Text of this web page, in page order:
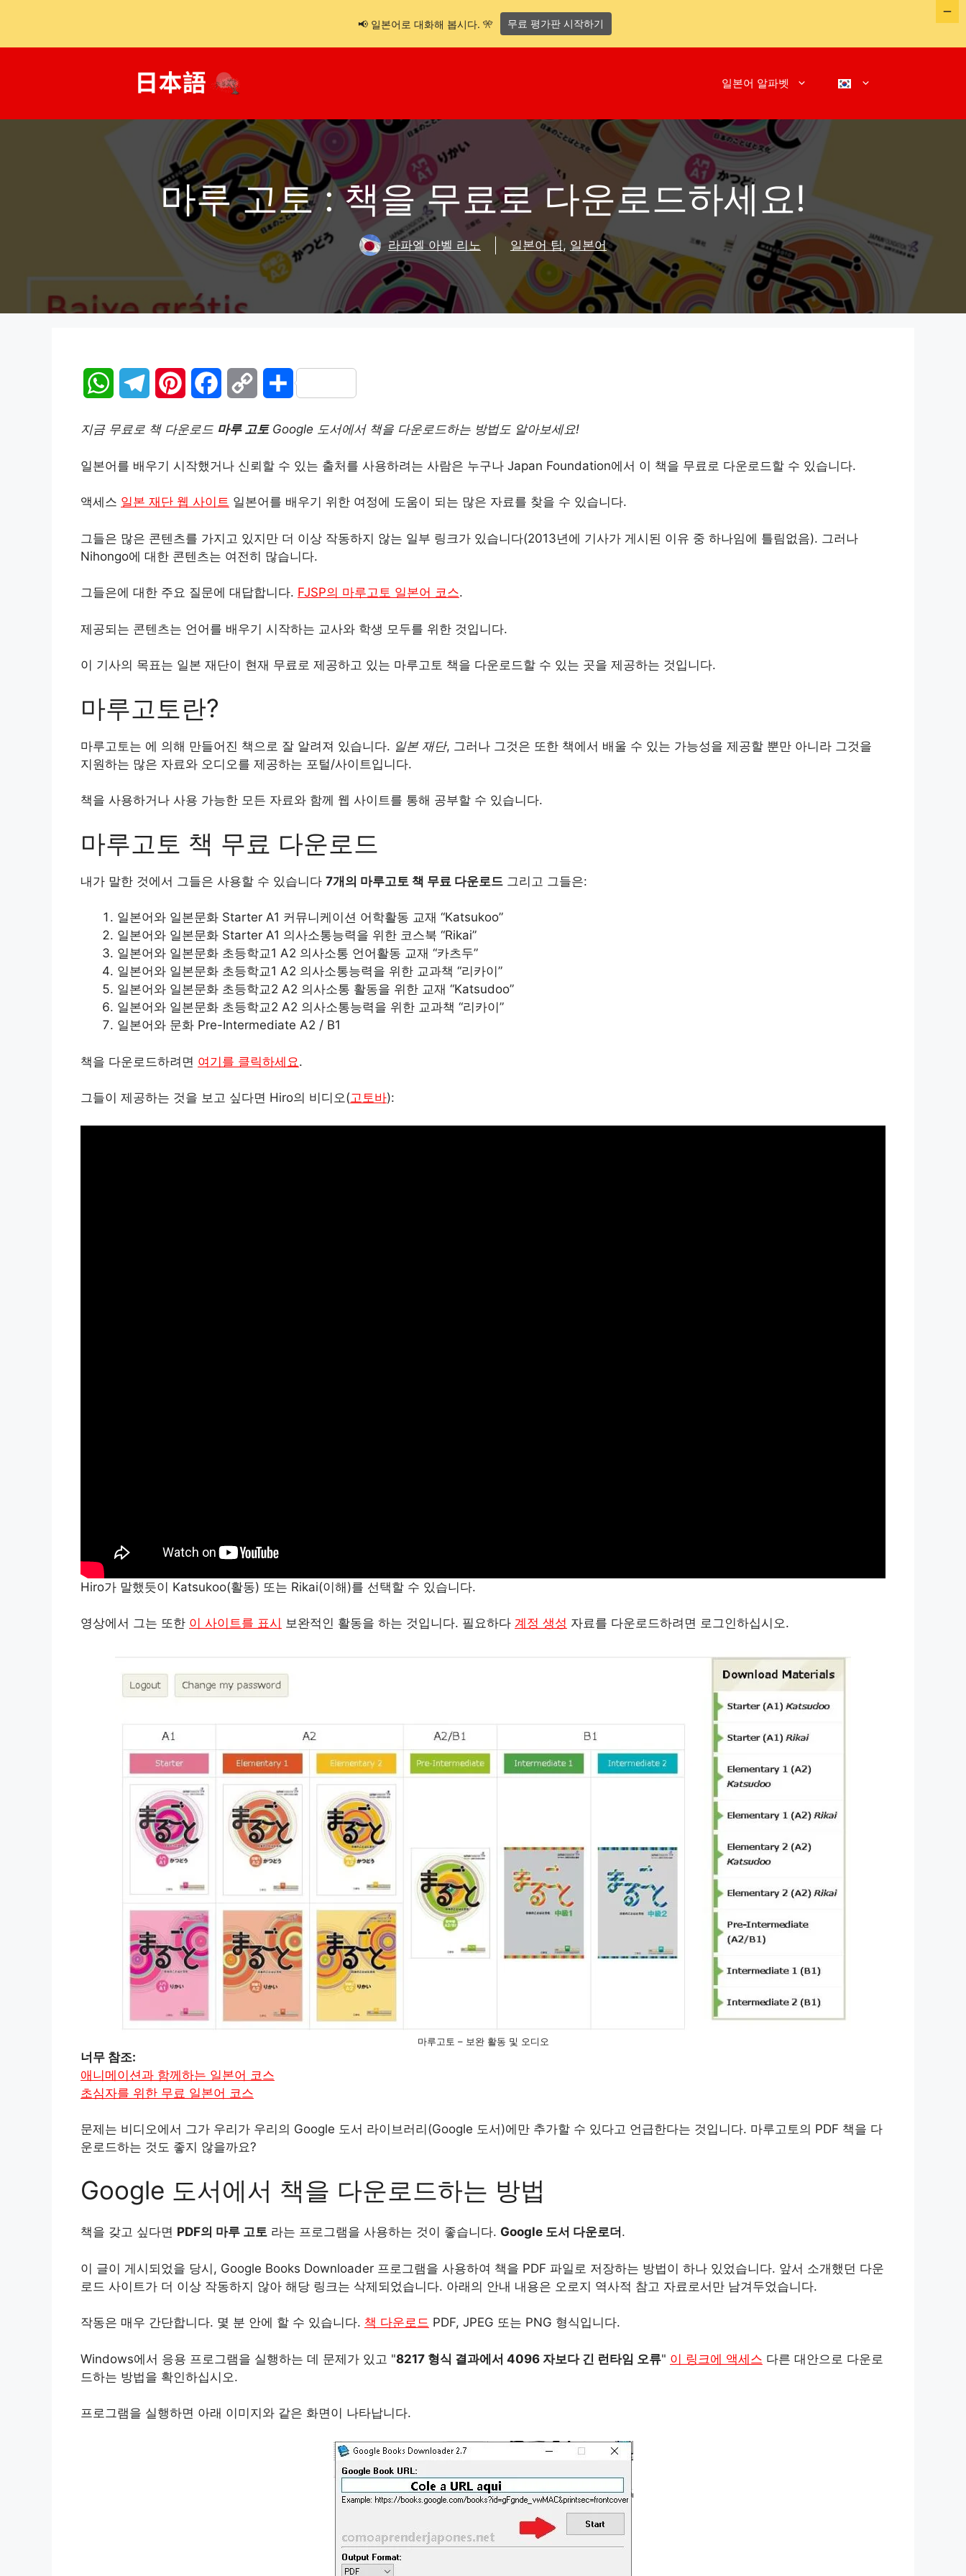
일본어 알파벳
마루 고토 : 책을 무료로 다운로드하세요!
라파엘 아벨 리노 일본어 팁 , 일본어
W
t
s
A
p
p
e
g
r
a
m
t
e
r
e
s
t
e
b
o
o
k
y
L
i
n
k
S
r
e
지금 무료로 책 다운로드 마루 고토Google 도서에서 책을 다운로드하는 방법도 알아보세요!
일본어를 배우기 시작했거나 신뢰할 수 있는 출처를 사용하려는 사람은 누구나 Japan Foundation에서 이 책을 무료로 다운로드할 수 있습니다.
액세스 일본 재단 웹 사이트 일본어를 배우기 위한 여정에 도움이 되는 많은 자료를 찾을 수 있습니다.
그들은 많은 콘텐츠를 가지고 있지만 더 이상 작동하지 않는 일부 링크가 있습니다(2013년에 기사가 게시된 이유 중 하나임에 틀림없음). 그러나
Nihongo에 대한 콘텐츠는 여전히 많습니다.
그들은에 대한 주요 질문에 대답합니다. FJSP의 마루고토 일본어 코스.
제공되는 콘텐츠는 언어를 배우기 시작하는 교사와 학생 모두를 위한 것입니다.
이 기사의 목표는 일본 재단이 현재 무료로 제공하고 있는 마루고토 책을 다운로드할 수 있는 곳을 제공하는 것입니다.
마루고토란?
마루고토는 에 의해 만들어진 책으로 잘 알려져 있습니다. 일본 재단, 그러나 그것은 또한 책에서 배울 수 있는 가능성을 제공할 뿐만 아니라 그것을
지원하는 많은 자료와 오디오를 제공하는 포털/사이트입니다.
책을 사용하거나 사용 가능한 모든 자료와 함께 웹 사이트를 통해 공부할 수 있습니다.
마루고토 책 무료 다운로드
내가 말한 것에서 그들은 사용할 수 있습니다 7개의 마루고토 책 무료 다운로드 그리고 그들은:
일본어와 일본문화 Starter A1 커뮤니케이션 어학활동 교재 “Katsukoo”
일본어와 일본문화 Starter A1 의사소통능력을 위한 코스북 “Rikai”
일본어와 일본문화 초등학교1 A2 의사소통 언어활동 교재 “카츠두”
일본어와 일본문화 초등학교1 A2 의사소통능력을 위한 교과책 “리카이”
일본어와 일본문화 초등학교2 A2 의사소통 활동을 위한 교재 “Katsudoo”
일본어와 일본문화 초등학교2 A2 의사소통능력을 위한 교과책 “리카이”
일본어와 문화 Pre-Intermediate A2 / B1
책을 다운로드하려면 여기를 클릭하세요.
그들이 제공하는 것을 보고 싶다면 Hiro의 비디오(고토바):
Hiro가 말했듯이 Katsukoo(활동) 또는 Rikai(이해)를 선택할 수 있습니다.
영상에서 그는 또한 이 사이트를 표시 보완적인 활동을 하는 것입니다. 필요하다 계정 생성 자료를 다운로드하려면 로그인하십시오.
마루고토 – 보완 활동 및 오디오
너무 참조:
애니메이션과 함께하는 일본어 코스
초심자를 위한 무료 일본어 코스
문제는 비디오에서 그가 우리가 우리의 Google 도서 라이브러리(Google 도서)에만 추가할 수 있다고 언급한다는 것입니다. 마루고토의 PDF 책을 다
운로드하는 것도 좋지 않을까요?
Google 도서에서 책을 다운로드하는 방법
책을 갖고 싶다면 PDF의 마루 고토 라는 프로그램을 사용하는 것이 좋습니다. Google 도서 다운로더 .
이 글이 게시되었을 당시, Google Books Downloader 프로그램을 사용하여 책을 PDF 파일로 저장하는 방법이 하나 있었습니다. 앞서 소개했던 다운
로드 사이트가 더 이상 작동하지 않아 해당 링크는 삭제되었습니다. 아래의 안내 내용은 오로지 역사적 참고 자료로서만 남겨두었습니다.
작동은 매우 간단합니다. 몇 분 안에 할 수 있습니다. 책 다운로드 PDF, JPEG 또는 PNG 형식입니다.
Windows에서 응용 프로그램을 실행하는 데 문제가 있고 "8217 형식 결과에서 4096 자보다 긴 런타임 오류" 이 링크에 액세스 다른 대안으로 다운로
드하는 방법을 확인하십시오.
프로그램을 실행하면 아래 이미지와 같은 화면이 나타납니다.
📢 일본어로 대화해 봅시다. 🎌 무료 평가판 시작하기